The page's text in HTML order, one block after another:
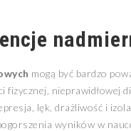
mogą być bardzo
nieprawidłowej
lęk, drażliwość i
wyników w